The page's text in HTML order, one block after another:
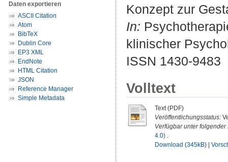
Daten exportieren
ASCII Citation
Atom
BibTeX
Dublin Core
EP3 XML
EndNote
HTML Citation
JSON
Reference Manager
Simple Metadata
Konzept zur
In:
klinischer
ISSN 1430-9483
Volltext
Text (PDF)
Veröffentlichungsstatus:
Verfügbar unter folgender
4.0) .
Download (345kB)